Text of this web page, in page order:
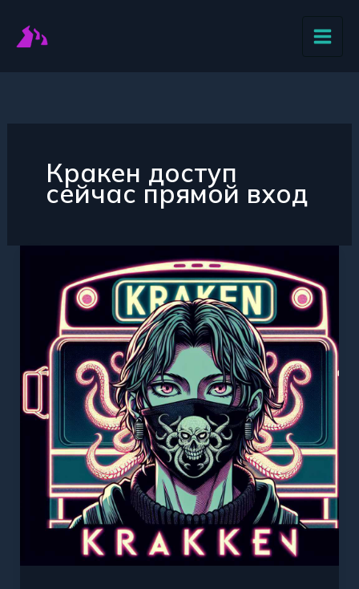
содержимому
Кракен доступ
сейчас прямой вход
получить
доступ
Кракену
прямо
сейчас